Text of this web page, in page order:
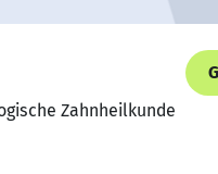
Zahnheilkunde